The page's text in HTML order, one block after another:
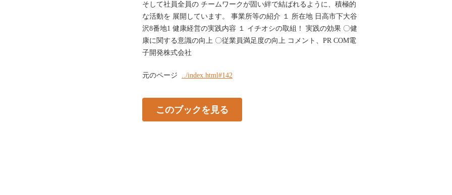
そして社員全員の チームワークが固い絆で結ばれるように、積極的
な活動を 展開しています。 事業所等の紹介 １ 所在地 日高市下大谷
沢8番地1 健康経営の実践内容 １ イチオシの取組！ 実践の効果 〇健
康に関する意識の向上 〇従業員満足度の向上 コメント、PR COM電
子開発株式会社
元のページ ../index.html#142
このブックを見る